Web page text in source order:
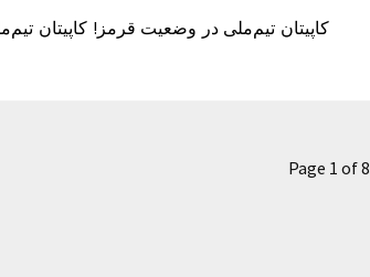
کاپیتان تیم‌ملی در وضعیت قرمز! کاپیتان
Page 1 of 8